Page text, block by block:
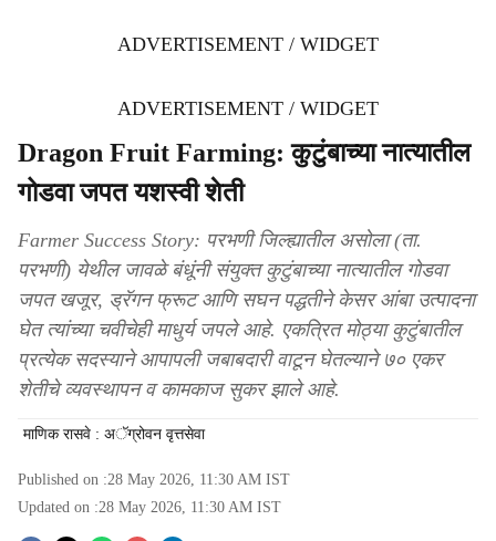
ADVERTISEMENT / WIDGET
ADVERTISEMENT / WIDGET
Dragon Fruit Farming: कुटुंबाच्या नात्यातील
गोडवा जपत यशस्वी शेती
Farmer Success Story: परभणी जिल्ह्यातील असोला (ता.
परभणी) येथील जावळे बंधूंनी संयुक्त कुटुंबाच्या नात्यातील गोडवा
जपत खजूर, ड्रॅगन फ्रूट आणि सघन पद्धतीने केसर आंबा उत्पादना
घेत त्यांच्या चवीचेही माधुर्य जपले आहे. एकत्रित मोठ्या कुटुंबातील
प्रत्येक सदस्याने आपापली जबाबदारी वाटून घेतल्याने ७० एकर
शेतीचे व्यवस्थापन व कामकाज सुकर झाले आहे.
माणिक रासवे : अॅग्रोवन वृत्तसेवा
Published on :28 May 2026, 11:30 AM IST
Updated on :28 May 2026, 11:30 AM IST